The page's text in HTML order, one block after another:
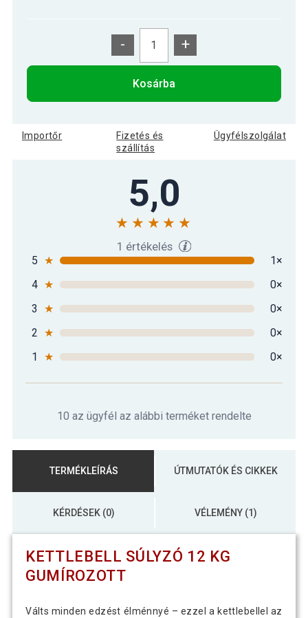
- +
Kosárba
Importőr
Fizetés és
szállítás
Ügyfélszolgálat
5,0
1 értékelés
5 ★
1×
4 ★
0×
3
★
0×
2 ★
0×
1
★ 0×
10 az ügyfél az alábbi terméket rendelte
TERMÉKLEÍRÁS ÚTMUTATÓK ÉS CIKKEK
KÉRDÉSEK (0) VÉLEMÉNY (1)
KETTLEBELL SÚLYZÓ 12 KG
GUMÍROZOTT
Válts minden edzést élménnyé – ezzel a kettlebellel az